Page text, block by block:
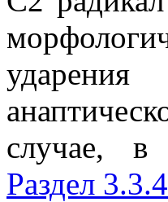
случае,
Раздел 3.3.4